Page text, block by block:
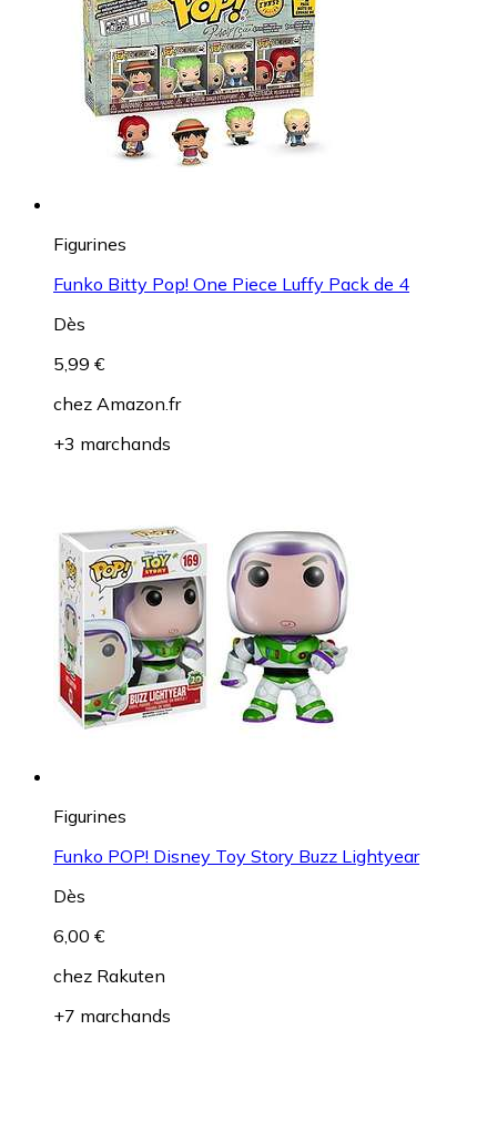
Figurines
Funko Bitty Pop! One Piece Luffy Pack de 4
Dès
5,99 €
chez Amazon.fr
+3 marchands
Figurines
Funko POP! Disney Toy Story Buzz Lightyear
Dès
6,00 €
chez Rakuten
+7 marchands